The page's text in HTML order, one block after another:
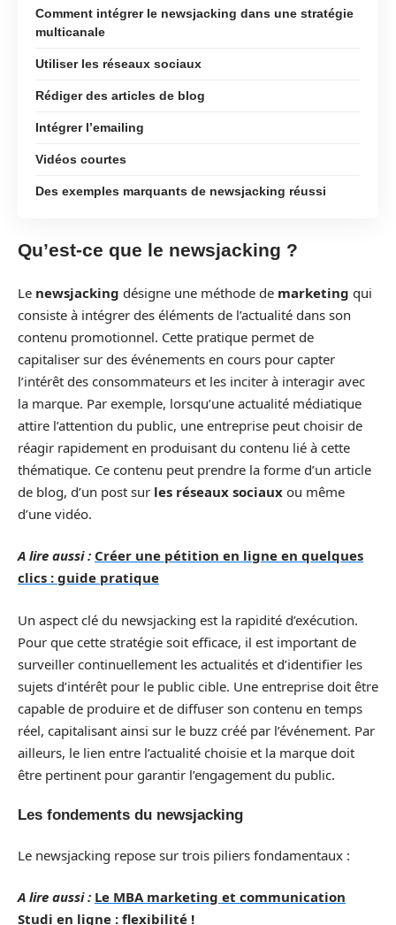
Comment intégrer le newsjacking dans une stratégie
multicanale
Utiliser les réseaux sociaux
Rédiger des articles de blog
Intégrer l’emailing
Vidéos courtes
Des exemples marquants de newsjacking réussi
Qu’est-ce que le newsjacking ?
Le newsjacking désigne une méthode de marketing qui
consiste à intégrer des éléments de l’actualité dans son
contenu promotionnel. Cette pratique permet de
capitaliser sur des événements en cours pour capter
l’intérêt des consommateurs et les inciter à interagir avec
la marque. Par exemple, lorsqu’une actualité médiatique
attire l’attention du public, une entreprise peut choisir de
réagir rapidement en produisant du contenu lié à cette
thématique. Ce contenu peut prendre la forme d’un article
de blog, d’un post sur les réseaux sociaux ou même
d’une vidéo.
A lire aussi : Créer une pétition en ligne en quelques
clics : guide pratique
Un aspect clé du newsjacking est la rapidité d’exécution.
Pour que cette stratégie soit efficace, il est important de
surveiller continuellement les actualités et d’identifier les
sujets d’intérêt pour le public cible. Une entreprise doit être
capable de produire et de diffuser son contenu en temps
réel, capitalisant ainsi sur le buzz créé par l’événement. Par
ailleurs, le lien entre l’actualité choisie et la marque doit
être pertinent pour garantir l’engagement du public.
Les fondements du newsjacking
Le newsjacking repose sur trois piliers fondamentaux :
A lire aussi : Le MBA marketing et communication
Studi en ligne : flexibilité !